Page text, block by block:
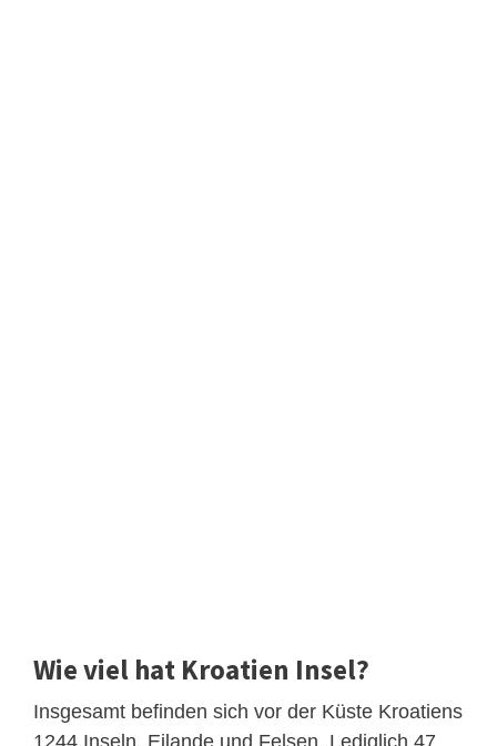
Wie viel hat Kroatien Insel?
Insgesamt befinden sich vor der Küste Kroatiens
1244 Inseln, Eilande und Felsen. Lediglich 47